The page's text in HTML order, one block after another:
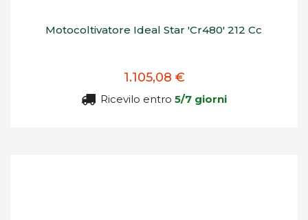
Motocoltivatore Ideal Star 'Cr480' 212 Cc
1.105,08 €
Ricevilo entro 5/7 giorni